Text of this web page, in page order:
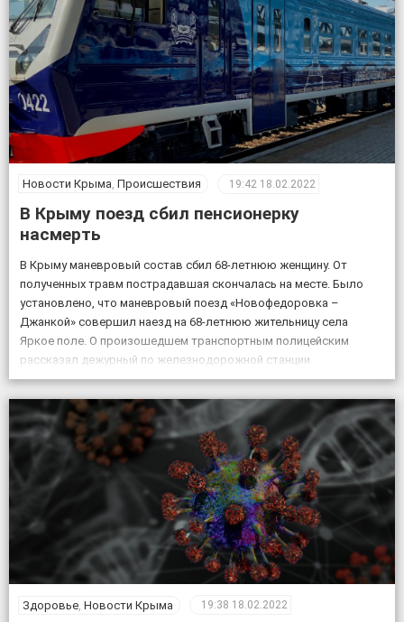
Новости Крыма, Происшествия 19:42 18.02.2022
В Крыму поезд сбил пенсионерку
насмерть
В Крыму маневровый состав сбил 68-летнюю женщину. От
полученных травм пострадавшая скончалась на месте. Было
установлено, что маневровый поезд «Новофедоровка –
Джанкой» совершил наезд на 68-летнюю жительницу села
Яркое поле. О произошедшем транспортным полицейским
рассказал дежурный по железнодорожной станции
«Кировская». «Женщина переходила через железнодорожные
пути в установленном для этого месте, но на сигналы,
подаваемые машинистом, […]
Здоровье Новости Крыма 19:38 18.02.2022